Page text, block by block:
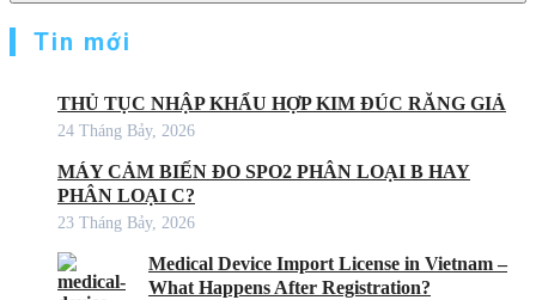
Tin mới
THỦ TỤC NHẬP KHẨU HỢP KIM ĐÚC RĂNG GIẢ
24 Tháng Bảy, 2026
MÁY CẢM BIẾN ĐO SPO2 PHÂN LOẠI B HAY
PHÂN LOẠI C?
23 Tháng Bảy, 2026
Medical Device Import License in Vietnam –
What Happens After Registration?